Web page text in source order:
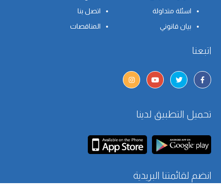
اسئلة متداولة
اتصل بنا
بيان قانوني
المناقصات
اتبعنا
تحميل التطبيق لدينا
انضم لقائمتنا البريدية